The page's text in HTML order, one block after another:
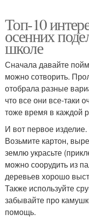
Топ-10
осенних
школе
Сначала давайте
можно сотворить.
отобрала разные
что все они все-таки
тоже время в каждой
И вот первое
Возьмите картон,
землю украсьте
можно соорудить из
деревьев хорошо
Также используйте
забывайте про
помощь.